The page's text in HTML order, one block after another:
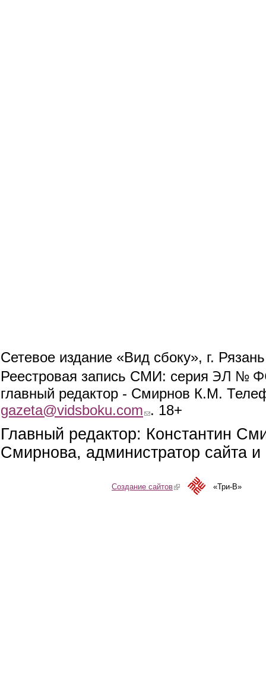
Сетевое издание «Вид сбоку», г.
Реестровая запись СМИ: серия ЭЛ №
главный редактор - Смирнов К.М.
gazeta@vidsboku.com (link sends e-mail)
. 18+
Главный редактор: Константин
Смирнова, администратор сайта
Создание сайтов(link is external)«Три-В»